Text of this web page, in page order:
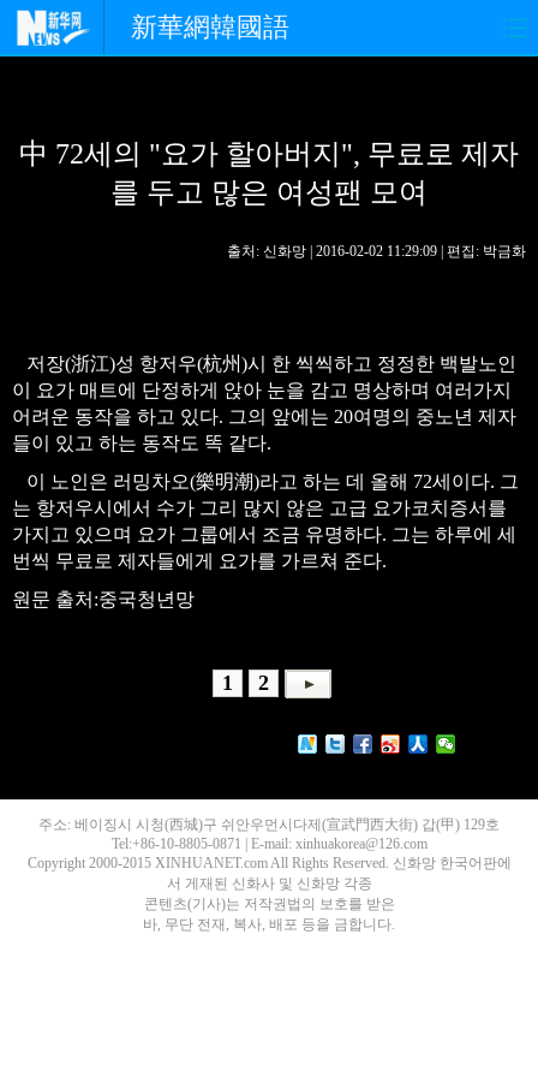
新華網韓國語
경제 사회 포토
중한교류 핫 TV
中 72세의 "요가 할아버지", 무료로 제자
를 두고 많은 여성팬 모여
출처: 신화망 | 2016-02-02 11:29:09 | 편집: 박금화
저장(浙江)성 항저우(杭州)시 한 씩씩하고 정정한 백발노인
이 요가 매트에 단정하게 앉아 눈을 감고 명상하며 여러가지
어려운 동작을 하고 있다. 그의 앞에는 20여명의 중노년 제자
들이 있고 하는 동작도 똑 같다.
이 노인은 러밍차오(樂明潮)라고 하는 데 올해 72세이다. 그
는 항저우시에서 수가 그리 많지 않은 고급 요가코치증서를
가지고 있으며 요가 그룹에서 조금 유명하다. 그는 하루에 세
번씩 무료로 제자들에게 요가를 가르쳐 준다.
원문 출처:중국청년망
1 2
주소: 베이징시 시청(西城)구 쉬안우먼시다제(宣武門西大街) 갑(甲) 129호
Tel:+86-10-8805-0871 | E-mail: xinhuakorea@126.com
Copyright 2000-2015 XINHUANET.com All Rights Reserved. 신화망 한국어판에
서 게재된 신화사 및 신화망 각종
콘텐츠(기사)는 저작권법의 보호를 받은
바, 무단 전재, 복사, 배포 등을 금합니다.